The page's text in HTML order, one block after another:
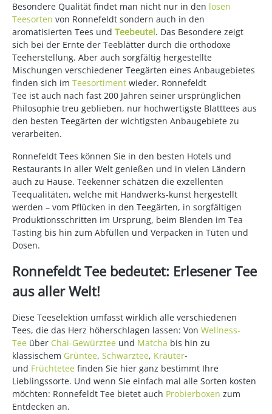
Besondere Qualität findet man nicht nur in den losen
Teesorten von Ronnefeldt sondern auch in den
aromatisierten Tees und Teebeutel. Das Besondere zeigt
sich bei der Ernte der Teeblätter durch die orthodoxe
Teeherstellung. Aber auch sorgfältig hergestellte
Mischungen verschiedener Teegärten eines Anbaugebietes
finden sich im Teesortiment wieder. Ronnefeldt
Tee ist auch nach fast 200 Jahren seiner ursprünglichen
Philosophie treu geblieben, nur hochwertigste Blatttees aus
den besten Teegärten der wichtigsten Anbaugebiete zu
verarbeiten.
Ronnefeldt Tees können Sie in den besten Hotels und
Restaurants in aller Welt genießen und in vielen Ländern
auch zu Hause. Teekenner schätzen die exzellenten
Teequalitäten, welche mit Handwerks-kunst hergestellt
werden – vom Pflücken in den Teegärten, in sorgfältigen
Produktionsschritten im Ursprung, beim Blenden im Tea
Tasting bis hin zum Abfüllen und Verpacken in Tüten und
Dosen.
Ronnefeldt Tee bedeutet: Erlesener Tee
aus aller Welt!
Diese Teeselektion umfasst wirklich alle verschiedenen
Tees, die das Herz höherschlagen lassen: Von Wellness-
Tee über Chai-Gewürztee und Matcha bis hin zu
klassischem Grüntee, Schwarztee, Kräuter-
und Früchtetee finden Sie hier ganz bestimmt Ihre
Lieblingssorte. Und wenn Sie einfach mal alle Sorten kosten
möchten: Ronnefeldt Tee bietet auch Probierboxen zum
Entdecken an.